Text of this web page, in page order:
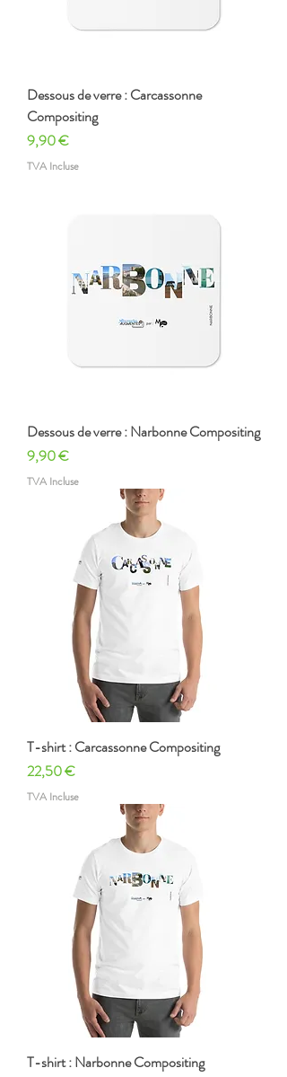
Dessous de verre : Carcassonne
Compositing
Prix
9,90 €
TVA Incluse
Dessous de verre : Narbonne Compositing
Prix
9,90 €
TVA Incluse
T-shirt : Carcassonne Compositing
Prix
22,50 €
TVA Incluse
T-shirt : Narbonne Compositing